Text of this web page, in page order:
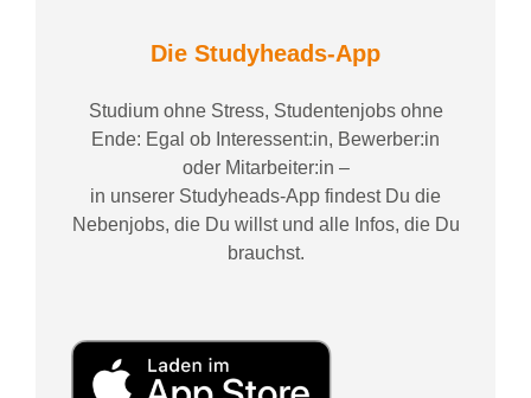
Die Studyheads-App
Studium ohne Stress, Studentenjobs ohne
Ende: Egal ob Interessent:in, Bewerber:in
oder Mitarbeiter:in –
in unserer Studyheads-App findest Du die
Nebenjobs, die Du willst und alle Infos, die Du
brauchst.